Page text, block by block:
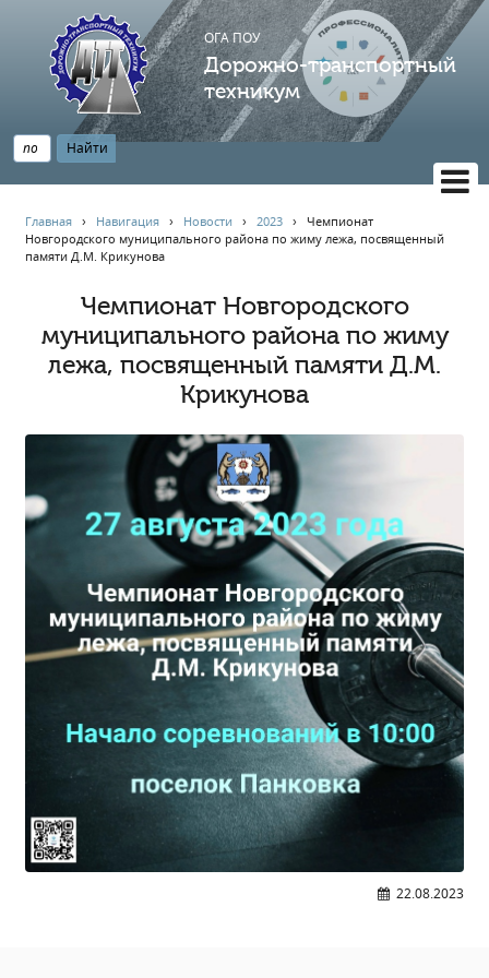
ОГА ПОУ
Дорожно-транспортный
техникум
НАВИГАЦИЯ
Профессионалитет
АБИТУРИЕНТУ
Опрос по качеству образования
Наблюдательный совет
Информация
Независимая оценка качества
Профориентация
Обращения онлайн
Контакты
Региональный центр по профилактике ДДТТ
Учебно-производственный комплекс
Противодействие коррупции
Всероссийское чемпионатное движение
Региональная инновационная площадка
СВЕДЕНИЯ ОБ ОБРАЗОВАТЕЛЬНОЙ ОРГАНИЗАЦИИ
Главная › Навигация › Новости ›2023 ›Чемпионат
Новгородского муниципального района по жиму лежа, посвященный
памяти Д.М. Крикунова
Чемпионат Новгородского
муниципального района по жиму
лежа, посвященный памяти Д.М.
Крикунова
22.08.2023